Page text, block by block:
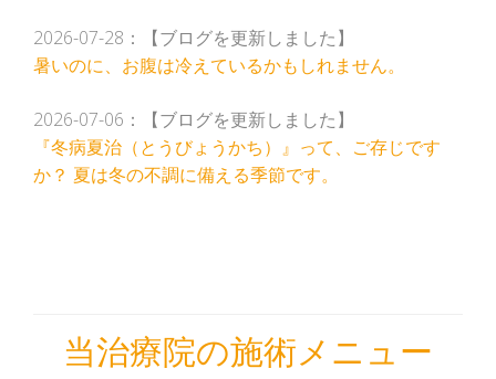
2026-07-28：【ブログを更新しました】
暑いのに、お腹は冷えているかもしれません。
2026-07-06：【ブログを更新しました】
『冬病夏治（とうびょうかち）』って、ご存じです
か？ 夏は冬の不調に備える季節です。
当治療院の施術メニュー